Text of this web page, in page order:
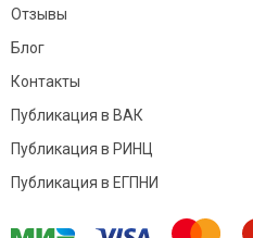
Отзывы
Блог
Контакты
Публикация в ВАК
Публикация в РИНЦ
Публикация в ЕГПНИ